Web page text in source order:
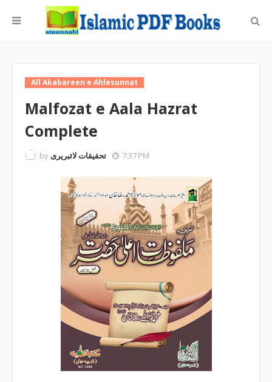
All Akabareen e Ahlesunnat
Malfozat e Aala Hazrat
Complete
by تحقیقات لائبریری 7:37 PM